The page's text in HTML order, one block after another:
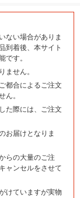
ない場合がありま
到着後、本サイト
です。
ません。
都合によるご注文
ん。
た際には、ご注文
お届けとなりま
らの大量のご注
ャンセルをさせて
けていますが実物